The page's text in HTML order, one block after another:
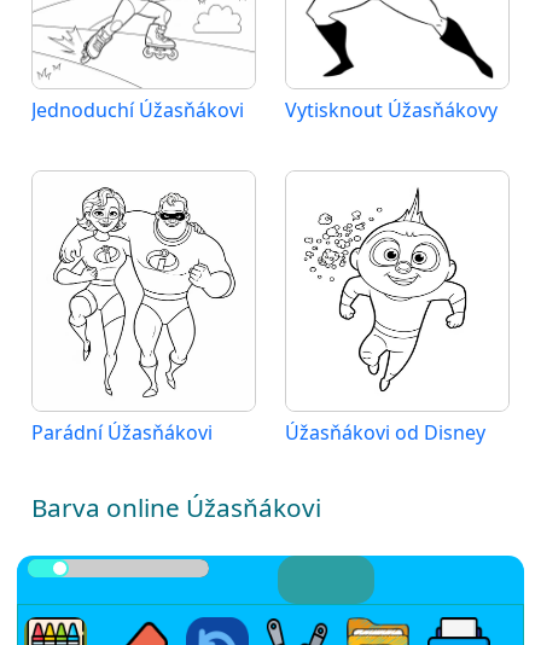
Jednoduchí Úžasňákovi Vytisknout Úžasňákovy
Parádní Úžasňákovi Úžasňákovi od Disney
Barva online Úžasňákovi